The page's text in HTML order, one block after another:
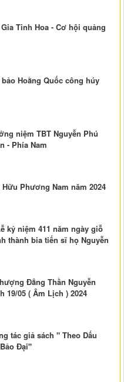
Tinh Hoa - Cơ hội quảng
Hoằng Quốc công húy
niệm TBT Nguyễn Phú
- Phía Nam
Phương Nam năm 2024
kỷ niệm 411 năm ngày giỗ
thành bia tiến sĩ họ Nguyễn
Đẳng Thần Nguyễn
19/05 ( Âm Lịch ) 2024
tác giả sách " Theo Dấu
Đại"